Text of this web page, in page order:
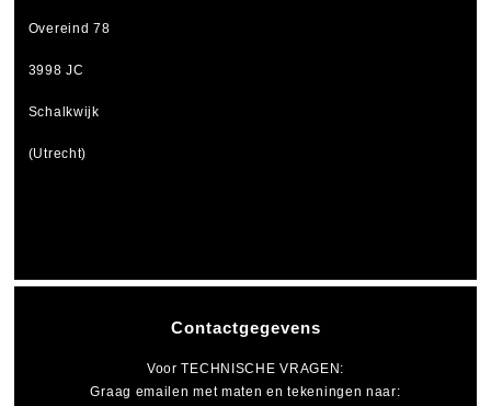
Contactgegevens
VoorTECHNISCHE VRAGEN :
Graag emailen met maten en tekeningen naar:
Overeind 78
3998 JC
Schalkwijk
(Utrecht)